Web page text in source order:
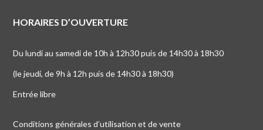
HORAIRES D’OUVERTURE
Du lundi au samedi de 10h à 12h30 puis de 14h30 à 18h30
(le jeudi, de 9h à 12h puis de 14h30 à 18h30)
Entrée libre
Conditions générales d’utilisation et de vente